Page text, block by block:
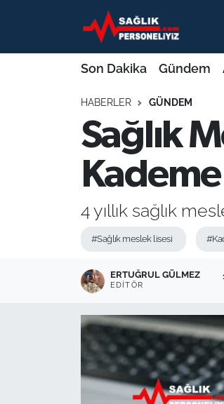
Son Dakika Gündem
HABERLER GÜNDEM
Sağlık
4 yıllık sağlık
#Sağlık meslek lisesi
ERTUĞRUL GÜLMEZ
EDITÖR
Son Dakika
Atamalar
Sağlık Bakanlığı
Sağlık Personeli Alımı
Güncel
Nöbetçi Eczaneler
Namaz Vakitleri
Trafik Durumu
Tüm Manşetler
Son Dakika Haberleri